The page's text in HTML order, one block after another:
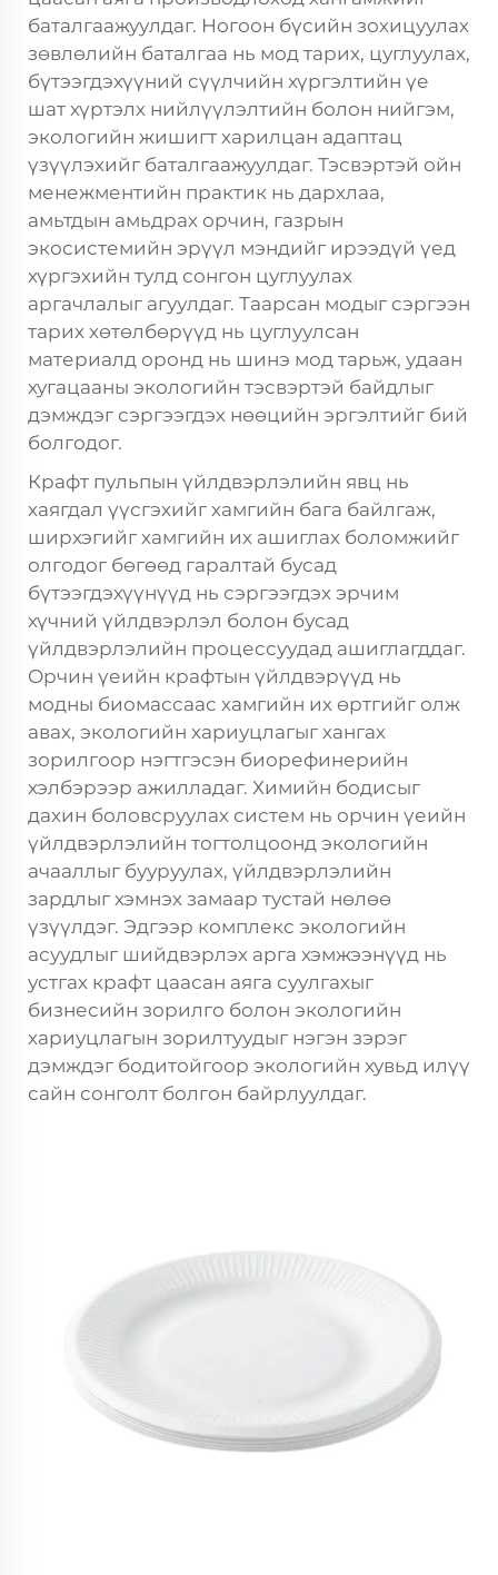
баталгаажуулдаг. Ногоон бүсийн зохицуулах
зөвлөлийн баталгаа нь мод тарих, цуглуулах,
бүтээгдэхүүний сүүлчийн хүргэлтийн үе
шат хүртэлх нийлүүлэлтийн болон нийгэм,
экологийн жишигт харилцан адаптац
үзүүлэхийг баталгаажуулдаг. Тэсвэртэй ойн
менежментийн практик нь дархлаа,
амьтдын амьдрах орчин, газрын
экосистемийн эрүүл мэндийг ирээдүй үед
хүргэхийн тулд сонгон цуглуулах
аргачлалыг агуулдаг. Таарсан модыг сэргээн
тарих хөтөлбөрүүд нь цуглуулсан
материалд оронд нь шинэ мод тарьж, удаан
хугацааны экологийн тэсвэртэй байдлыг
дэмждэг сэргээгдэх нөөцийн эргэлтийг бий
болгодог.
Крафт пульпын үйлдвэрлэлийн явц нь
хаягдал үүсгэхийг хамгийн бага байлгаж,
ширхэгийг хамгийн их ашиглах боломжийг
олгодог бөгөөд гаралтай бусад
бүтээгдэхүүнүүд нь сэргээгдэх эрчим
хүчний үйлдвэрлэл болон бусад
үйлдвэрлэлийн процессуудад ашиглагддаг.
Орчин үеийн крафтын үйлдвэрүүд нь
модны биомассаас хамгийн их өртгийг олж
авах, экологийн хариуцлагыг хангах
зорилгоор нэгтгэсэн биорефинерийн
хэлбэрээр ажилладаг. Химийн бодисыг
дахин боловсруулах систем нь орчин үеийн
үйлдвэрлэлийн тогтолцоонд экологийн
ачааллыг бууруулах, үйлдвэрлэлийн
зардлыг хэмнэх замаар тустай нөлөө
үзүүлдэг. Эдгээр комплекс экологийн
асуудлыг шийдвэрлэх арга хэмжээнүүд нь
устгах крафт цаасан аяга суулгахыг
бизнесийн зорилго болон экологийн
хариуцлагын зорилтуудыг нэгэн зэрэг
дэмждэг бодитойгоор экологийн хувьд илүү
сайн сонголт болгон байрлуулдаг.